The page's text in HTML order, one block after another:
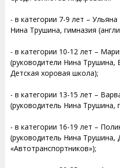
- в категории 7-9 лет –
Нина Трушина, гимназия
- в категории 10-12 лет –
(руководители Нина Трушина,
Детская хоровая школа);
- в категории 13-15 лет –
(руководитель Нина Трушина,
- в категории 16-19 лет –
(руководитель Нина Трушина,
«Автотранспортников»);